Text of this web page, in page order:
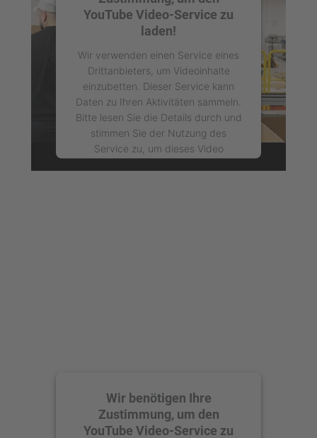
YouTube Video-Service zu
laden!
Wir verwenden einen Service eines
Drittanbieters, um Videoinhalte
einzubetten. Dieser Service kann
Daten zu Ihren Aktivitäten sammeln.
Bitte lesen Sie die Details durch und
stimmen Sie der Nutzung des
Service zu, um dieses Video
Wir benötigen Ihre
Zustimmung, um den
YouTube Video-Service zu